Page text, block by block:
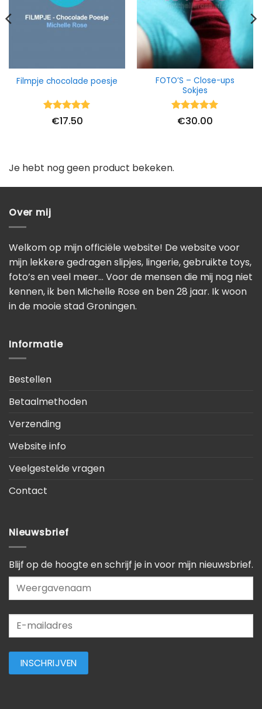
Filmpje chocolade poesje
Waardering
€17.50
FOTO’S – Close-ups
Sokjes
Waardering
€30.00
Je hebt nog geen product bekeken.
Over mij
Welkom op mijn officiële website! De website voor
mijn lekkere gedragen slipjes, lingerie, gebruikte toys,
foto’s en veel meer… Voor de mensen die mij nog niet
kennen, ik ben Michelle Rose en ben 28 jaar. Ik woon
in de mooie stad Groningen.
Informatie
Bestellen
Betaalmethoden
Verzending
Website info
Veelgestelde vragen
Contact
Nieuwsbrief
Blijf op de hoogte en schrijf je in voor mijn nieuwsbrief.